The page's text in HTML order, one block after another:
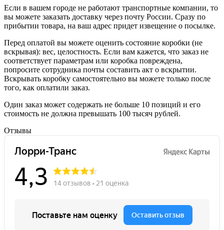
Если в вашем городе не работают транспортные компании, то
вы можете заказать доставку через почту России. Сразу по
прибытии товара, на ваш адрес придет извещение о посылке.
Перед оплатой вы можете оценить состояние коробки (не
вскрывая): вес, целостность. Если вам кажется, что заказ не
соответствует параметрам или коробка повреждена,
попросите сотрудника почты составить акт о вскрытии.
Вскрывать коробку самостоятельно вы можете только после
того, как оплатили заказ.
Один заказ может содержать не больше 10 позиций и его
стоимость не должна превышать 100 тысяч рублей.
Отзывы